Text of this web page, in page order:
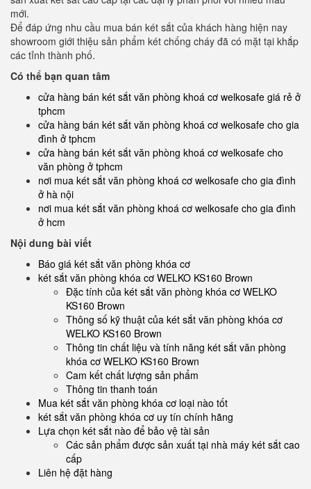
mới.
Để đáp ứng nhu cầu mua bán két sắt của khách hàng hiện nay
showroom giới thiệu sản phẩm két chống cháy đã có mặt tại khắp
các tỉnh thành phố.
Có thể bạn quan tâm
cửa hàng bán két sắt văn phòng khoá cơ welkosafe giá rẻ ở
tphcm
cửa hàng bán két sắt văn phòng khoá cơ welkosafe cho gia
đình ở tphcm
cửa hàng bán két sắt văn phòng khoá cơ welkosafe cho
văn phòng ở tphcm
nơi mua két sắt văn phòng khoá cơ welkosafe cho gia đình
ở hà nội
nơi mua két sắt văn phòng khoá cơ welkosafe cho gia đình
ở hcm
Nội dung bài viết
Báo giá két sắt văn phòng khóa cơ
két sắt văn phòng khóa cơ WELKO KS160 Brown
Đặc tính của két sắt văn phòng khóa cơ WELKO
KS160 Brown
Thông số kỹ thuật của két sắt văn phòng khóa cơ
WELKO KS160 Brown
Thông tin chất liệu và tính năng két sắt văn phòng
khóa cơ WELKO KS160 Brown
Cam kết chất lượng sản phẩm
Thông tin thanh toán
Mua két sắt văn phòng khóa cơ loại nào tốt
két sắt văn phòng khóa cơ uy tín chính hãng
Lựa chọn két sắt nào để bảo vệ tài sản
Các sản phẩm được sản xuất tại nhà máy két sắt cao
cấp
Liên hệ đặt hàng